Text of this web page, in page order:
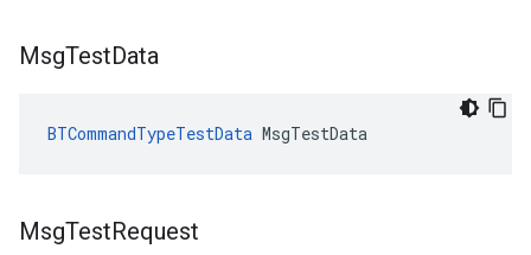
MsgTestData
BTCommandTypeTestData MsgTestData
MsgTestRequest